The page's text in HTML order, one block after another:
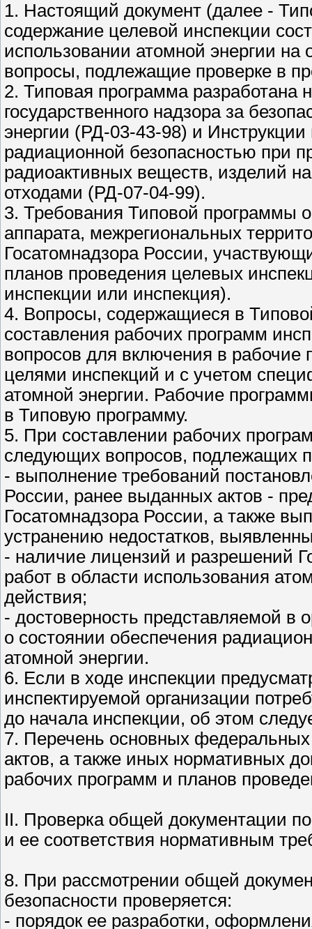
1. Настоящий документ (далее -
содержание целевой инспекции
использовании атомной энергии на
вопросы, подлежащие проверке в
2. Типовая программа разработана
государственного надзора за
энергии (РД-03-43-98) и
радиационной безопасностью при
радиоактивных веществ, изделий
отходами (РД-07-04-99).
3. Требования Типовой программы
аппарата, межрегиональных
Госатомнадзора России,
планов проведения целевых
инспекции или инспекция).
4. Вопросы, содержащиеся в
составления рабочих программ
вопросов для включения в рабочие
целями инспекций и с учетом
атомной энергии. Рабочие
в Типовую программу.
5. При составлении рабочих
следующих вопросов, подлежащих
- выполнение требований
России, ранее выданных актов -
Госатомнадзора России, а также
устранению недостатков,
- наличие лицензий и разрешений
работ в области использования
действия;
- достоверность представляемой в
о состоянии обеспечения
атомной энергии.
6. Если в ходе инспекции
инспектируемой организации
до начала инспекции, об этом
7. Перечень основных
актов, а также иных нормативных
рабочих программ и планов
II. Проверка общей документации
и ее соответствия нормативным
8. При рассмотрении общей
безопасности проверяется:
- порядок ее разработки,